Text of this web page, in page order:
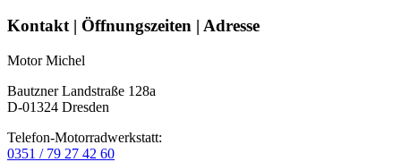
Seitenleiste
Kontakt | Öffnungszeiten | Adresse
Motor Michel
Bautzner Landstraße 128a
D-01324 Dresden
Telefon-Motorradwerkstatt:
0351 / 79 27 42 60